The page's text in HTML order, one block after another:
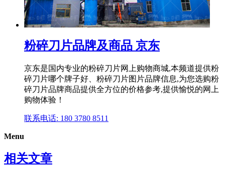
粉碎刀片品牌及商品 京东
京东是国内专业的粉碎刀片网上购物商城,本频道提供粉
碎刀片哪个牌子好、粉碎刀片图片品牌信息,为您选购粉
碎刀片品牌商品提供全方位的价格参考,提供愉悦的网上
购物体验！
联系电话: 180 3780 8511
Menu
相关文章